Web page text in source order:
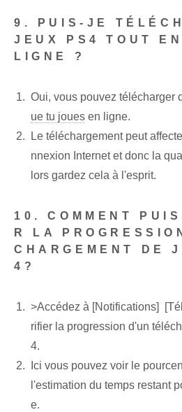
9. PUIS-JE
JEUX PS4 TOUT
LIGNE ?
Oui, vous pouvez télécharger
ue tu joues en ligne.
Le téléchargement peut
nnexion Internet et donc la
lors gardez cela à l'esprit.
10. COMMENT
R LA
CHARGEMENT DE
4?
>Accédez à [Notifications]
rifier la progression d'un
4.
Ici vous pouvez voir le
l'estimation du temps restant
e.